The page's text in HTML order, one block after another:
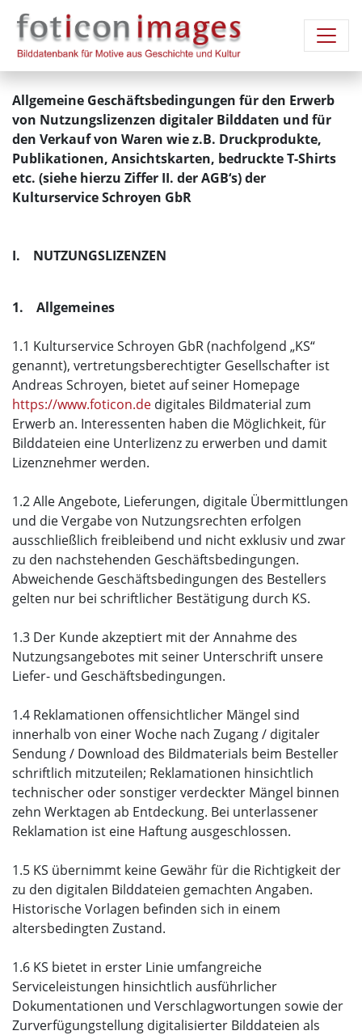
Allgemeine Geschäftsbedingungen für den Erwerb
von Nutzungslizenzen digitaler Bilddaten und für
den Verkauf von Waren wie z.B. Druckprodukte,
Publikationen, Ansichtskarten, bedruckte T-Shirts
etc. (siehe hierzu Ziffer II. der AGB‘s) der
Kulturservice Schroyen GbR
I. NUTZUNGSLIZENZEN
1. Allgemeines
1.1 Kulturservice Schroyen GbR (nachfolgend „KS“
genannt), vertretungsberechtigter Gesellschafter ist
Andreas Schroyen, bietet auf seiner Homepage
https://www.foticon.de digitales Bildmaterial zum
Erwerb an. Interessenten haben die Möglichkeit, für
Bilddateien eine Unterlizenz zu erwerben und damit
Lizenznehmer werden.
1.2 Alle Angebote, Lieferungen, digitale Übermittlungen
und die Vergabe von Nutzungsrechten erfolgen
ausschließlich freibleibend und nicht exklusiv und zwar
zu den nachstehenden Geschäftsbedingungen.
Abweichende Geschäftsbedingungen des Bestellers
gelten nur bei schriftlicher Bestätigung durch KS.
1.3 Der Kunde akzeptiert mit der Annahme des
Nutzungsangebotes mit seiner Unterschrift unsere
Liefer- und Geschäftsbedingungen.
1.4 Reklamationen offensichtlicher Mängel sind
innerhalb von einer Woche nach Zugang / digitaler
Sendung / Download des Bildmaterials beim Besteller
schriftlich mitzuteilen; Reklamationen hinsichtlich
technischer oder sonstiger verdeckter Mängel binnen
zehn Werktagen ab Entdeckung. Bei unterlassener
Reklamation ist eine Haftung ausgeschlossen.
1.5 KS übernimmt keine Gewähr für die Richtigkeit der
zu den digitalen Bilddateien gemachten Angaben.
Historische Vorlagen befinden sich in einem
altersbedingten Zustand.
1.6 KS bietet in erster Linie umfangreiche
Serviceleistungen hinsichtlich ausführlicher
Dokumentationen und Verschlagwortungen sowie der
Zurverfügungstellung digitalisierter Bilddateien als